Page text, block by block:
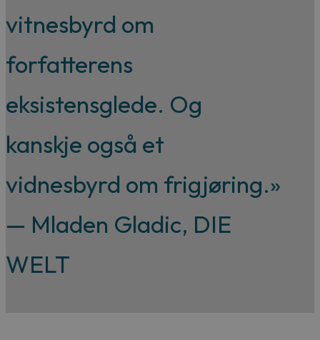
vitnesbyrd om
forfatterens
eksistensglede. Og
kanskje også et
vidnesbyrd om frigjøring.»
— Mladen Gladic, DIE
WELT